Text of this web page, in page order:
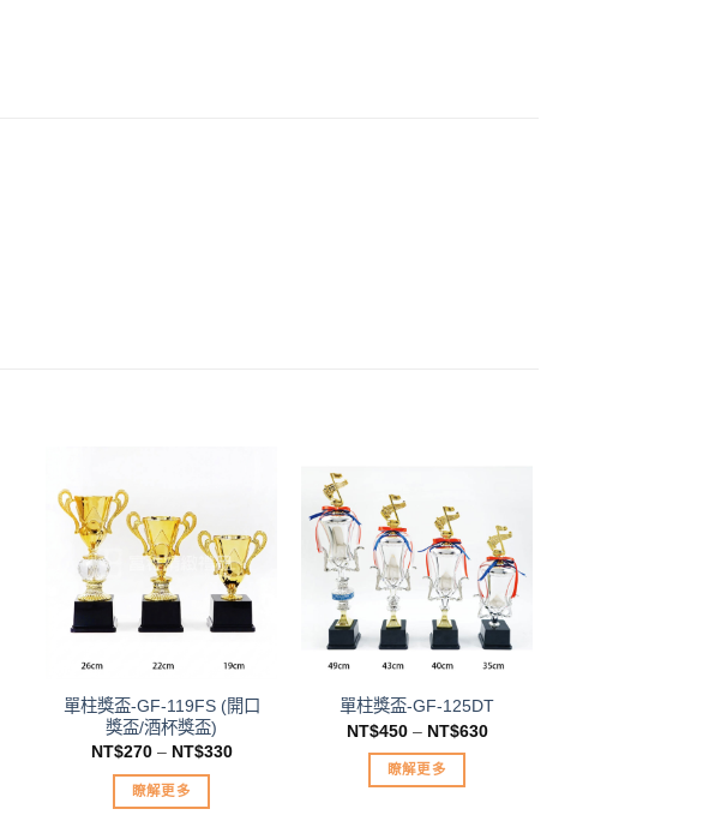
加入
「願
望清
單」
單柱獎盃-GF-119FS (開口
獎盃/酒杯獎盃)
NT$270– NT$330
瞭解更多
加入
「願
望清
單」
單柱獎盃-GF-125DT
NT$450– NT$630
瞭解更多